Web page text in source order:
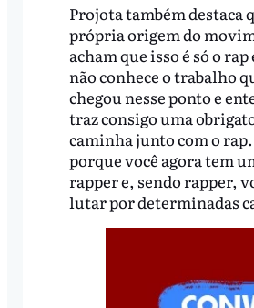
Projota também destaca
própria origem do
acham que isso é só o
não conhece o trabalho
chegou nesse ponto e
traz consigo uma
caminha junto com o
porque você agora tem
rapper e, sendo rapper,
lutar por determinadas